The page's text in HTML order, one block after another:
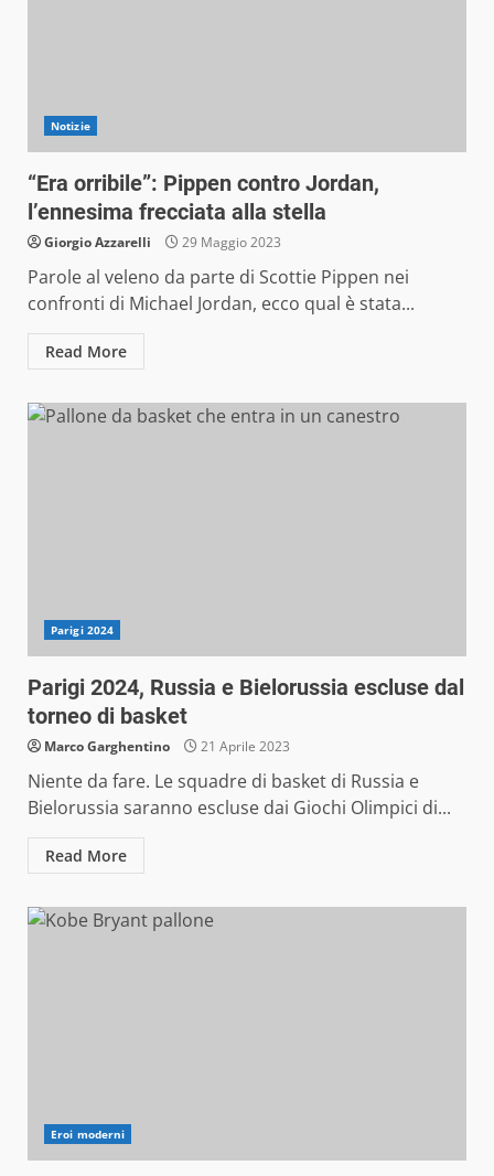
Notizie
“Era orribile”: Pippen contro Jordan,
l’ennesima frecciata alla stella
Giorgio Azzarelli 29 Maggio 2023
Parole al veleno da parte di Scottie Pippen nei
confronti di Michael Jordan, ecco qual è stata...
Read More
Parigi 2024
Parigi 2024, Russia e Bielorussia escluse dal
torneo di basket
Marco Garghentino 21 Aprile 2023
Niente da fare. Le squadre di basket di Russia e
Bielorussia saranno escluse dai Giochi Olimpici di...
Read More
Eroi moderni